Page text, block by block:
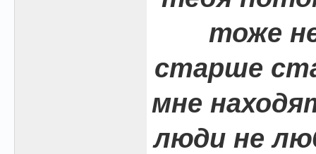
тоже
старше
мне
люди не